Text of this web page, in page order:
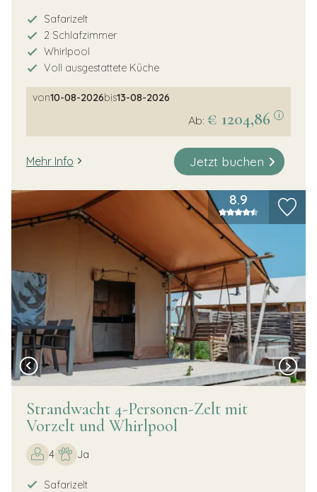
Safarizelt
2 Schlafzimmer
Whirlpool
Voll ausgestattete Küche
von10-08-2026bis13-08-2026
Ab: € 1204,86 i
Mehr Info Jetzt buchen
8.9
Strandwacht 4-Personen-Zelt mit
Vorzelt und Whirlpool
4 Ja
Safarizelt